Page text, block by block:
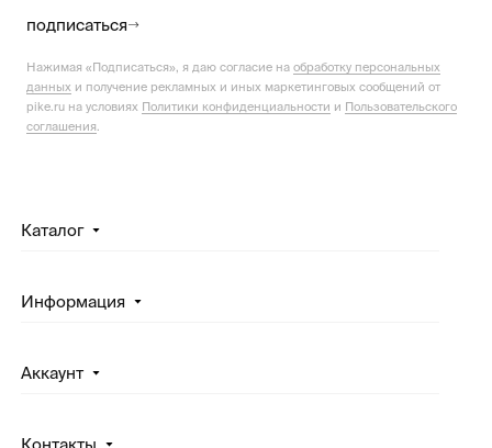
подписаться
Нажимая «Подписаться», я даю согласие на обработку персональных
данных и получение рекламных и иных маркетинговых сообщений от
pike.ru на условиях Политики конфиденциальности и Пользовательского
соглашения
Каталог
Информация
Аккаунт